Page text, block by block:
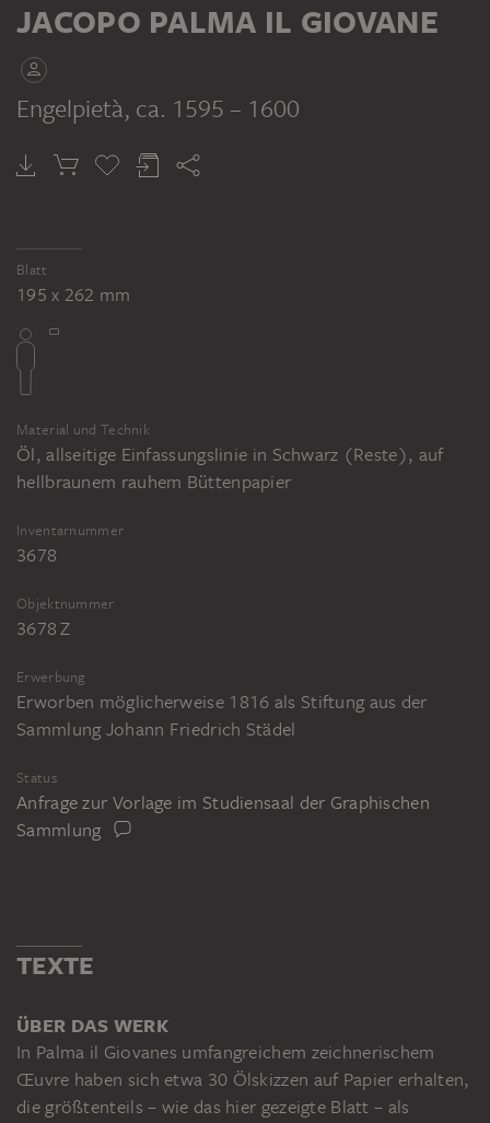
JACOPO PALMA IL GIOVANE
Engelpietà, ca. 1595 – 1600
Blatt
195 x 262 mm
Material und Technik
Öl, allseitige Einfassungslinie in Schwarz (Reste), auf
hellbraunem rauhem Büttenpapier
Inventarnummer
3678
Objektnummer
3678 Z
Erwerbung
Erworben möglicherweise 1816 als Stiftung aus der
Sammlung Johann Friedrich Städel
Status
Anfrage zur Vorlage im Studiensaal der Graphischen
Sammlung
TEXTE
ÜBER DAS WERK
In Palma il Giovanes umfangreichem zeichnerischem
Œuvre haben sich etwa 30 Ölskizzen auf Papier erhalten,
die größtenteils – wie das hier gezeigte Blatt – als